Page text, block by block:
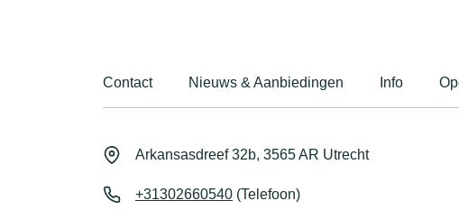
Contact Nieuws & Aanbiedingen Info
Arkansasdreef 32b, 3565 AR Utrecht
+31302660540 (Telefoon)